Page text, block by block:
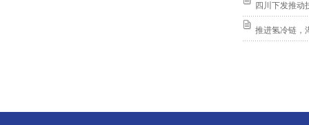
四川下发推动
推进氢冷链，